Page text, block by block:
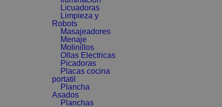
Licuadoras
Limpieza y
Robots
Masajeadores
Menaje
Molinillos
Ollas Electricas
Picadoras
Placas cocina
portatil
Plancha
Asados
Planchas